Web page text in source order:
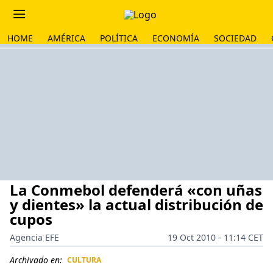
HOME AMÉRICA POLÍTICA ECONOMÍA SOCIEDAD
La Conmebol defenderá «con uñas
y dientes» la actual distribución de
cupos
Agencia EFE
19 Oct 2010 - 11:14 CET
Archivado en: CULTURA